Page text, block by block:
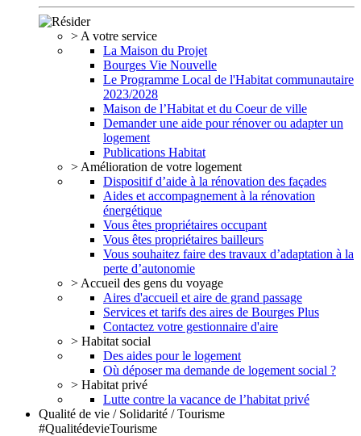
> A votre service
La Maison du Projet
Bourges Vie Nouvelle
Le Programme Local de l'Habitat communautaire
2023/2028
Maison de l’Habitat et du Coeur de ville
Demander une aide pour rénover ou adapter un
logement
Publications Habitat
> Amélioration de votre logement
Dispositif d’aide à la rénovation des façades
Aides et accompagnement à la rénovation
énergétique
Vous êtes propriétaires occupant
Vous êtes propriétaires bailleurs
Vous souhaitez faire des travaux d’adaptation à la
perte d’autonomie
> Accueil des gens du voyage
Aires d'accueil et aire de grand passage
Services et tarifs des aires de Bourges Plus
Contactez votre gestionnaire d'aire
> Habitat social
Des aides pour le logement
Où déposer ma demande de logement social ?
> Habitat privé
Lutte contre la vacance de l’habitat privé
Qualité de vie / Solidarité / Tourisme
#QualitédevieTourisme